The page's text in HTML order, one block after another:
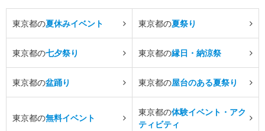
東京都の夏休みイベント 東京都の夏祭り
東京都の七夕祭り 東京都の縁日・納涼祭
東京都の盆踊り 東京都の屋台のある夏祭り
東京都の無料イベント
東京都の体験イベント・アク
ティビティ